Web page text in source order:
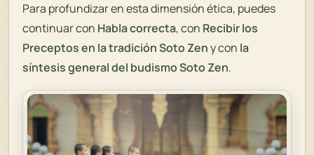
Para profundizar en esta dimensión ética, puedes
continuar con Habla correcta, con Recibir los
Preceptos en la tradición Soto Zeny con la
síntesis general del budismo Soto Zen.